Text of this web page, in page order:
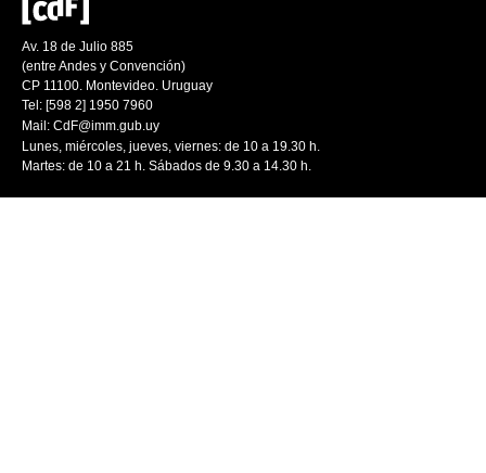
Av. 18 de Julio 885
(entre Andes y Convención)
CP 11100. Montevideo. Uruguay
Tel: [598 2] 1950 7960
Mail: CdF@imm.gub.uy
Lunes, miércoles, jueves, viernes: de 10 a 19.30 h.
Martes: de 10 a 21 h. Sábados de 9.30 a 14.30 h.